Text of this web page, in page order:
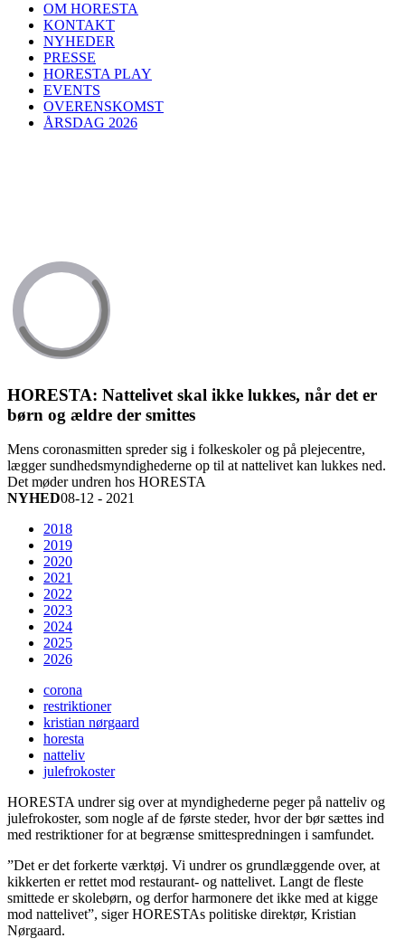
OM HORESTA
KONTAKT
NYHEDER
PRESSE
HORESTA PLAY
EVENTS
OVERENSKOMST
ÅRSDAG 2026
HORESTA: Nattelivet skal ikke lukkes, når det er
børn og ældre der smittes
Mens coronasmitten spreder sig i folkeskoler og på plejecentre,
lægger sundhedsmyndighederne op til at nattelivet kan lukkes ned.
Det møder undren hos HORESTA
NYHED08-12 - 2021
2018
2019
2020
2021
2022
2023
2024
2025
2026
corona
restriktioner
kristian nørgaard
horesta
natteliv
julefrokoster
HORESTA undrer sig over at myndighederne peger på natteliv og
julefrokoster, som nogle af de første steder, hvor der bør sættes ind
med restriktioner for at begrænse smittespredningen i samfundet.
”Det er det forkerte værktøj. Vi undrer os grundlæggende over, at
kikkerten er rettet mod restaurant- og nattelivet. Langt de fleste
smittede er skolebørn, og derfor harmonere det ikke med at kigge
mod nattelivet”, siger HORESTAs politiske direktør, Kristian
Nørgaard.